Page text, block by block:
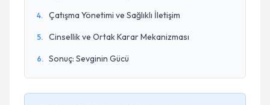
4. Çatışma Yönetimi ve Sağlıklı İletişim
5. Cinsellik ve Ortak Karar Mekanizması
6. Sonuç: Sevginin Gücü